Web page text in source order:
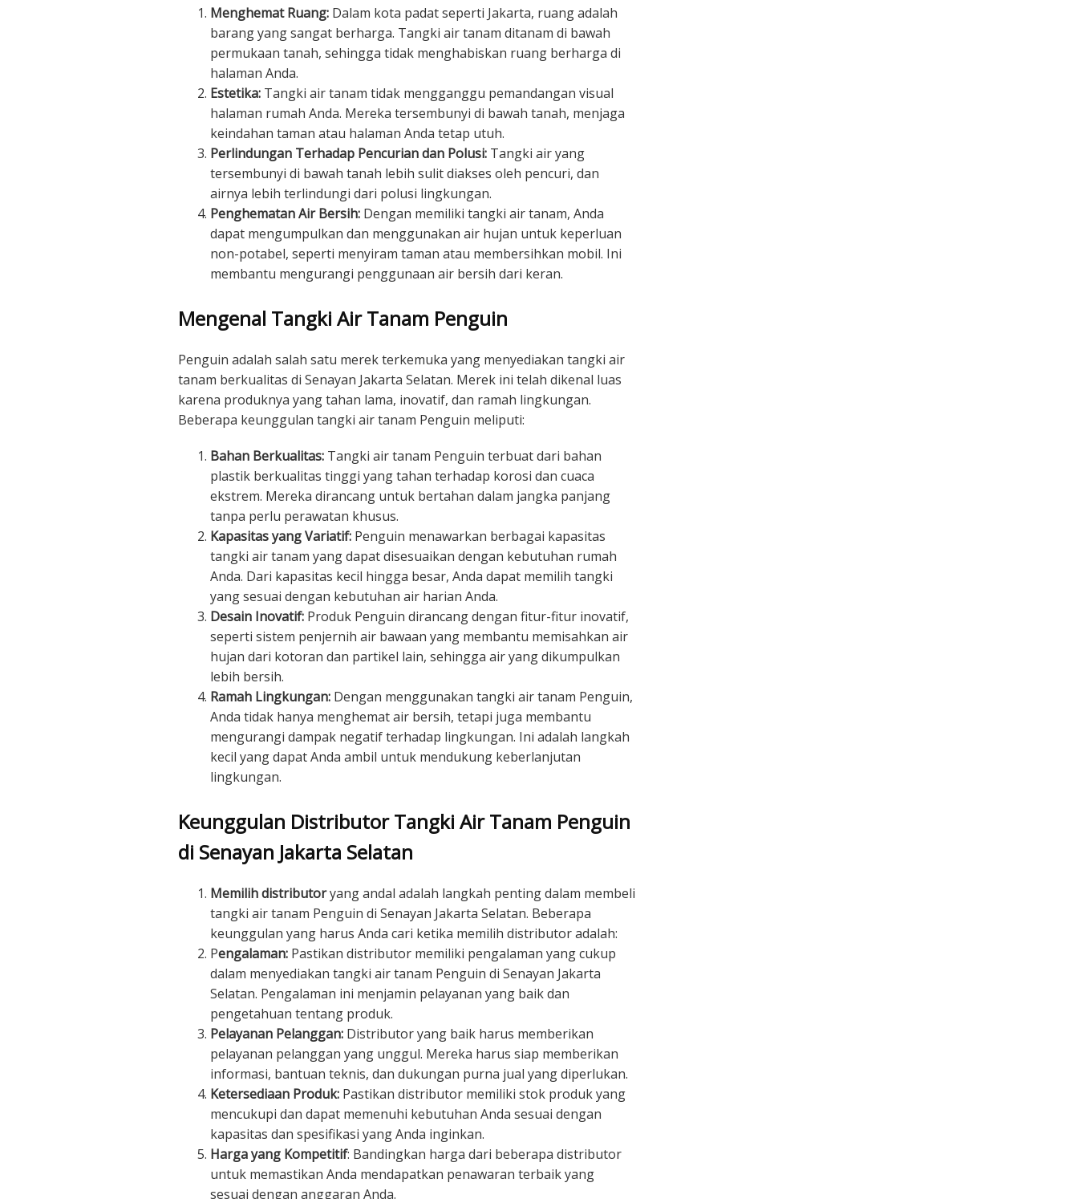
Menghemat Ruang: Dalam kota padat seperti Jakarta, ruang adalah
barang yang sangat berharga. Tangki air tanam ditanam di bawah
permukaan tanah, sehingga tidak menghabiskan ruang berharga di
halaman Anda.
Estetika: Tangki air tanam tidak mengganggu pemandangan visual
halaman rumah Anda. Mereka tersembunyi di bawah tanah, menjaga
keindahan taman atau halaman Anda tetap utuh.
Perlindungan Terhadap Pencurian dan Polusi: Tangki air yang
tersembunyi di bawah tanah lebih sulit diakses oleh pencuri, dan
airnya lebih terlindungi dari polusi lingkungan.
Penghematan Air Bersih: Dengan memiliki tangki air tanam, Anda
dapat mengumpulkan dan menggunakan air hujan untuk keperluan
non-potabel, seperti menyiram taman atau membersihkan mobil. Ini
membantu mengurangi penggunaan air bersih dari keran.
Mengenal Tangki Air Tanam Penguin
Penguin adalah salah satu merek terkemuka yang menyediakan tangki air
tanam berkualitas di Senayan Jakarta Selatan. Merek ini telah dikenal luas
karena produknya yang tahan lama, inovatif, dan ramah lingkungan.
Beberapa keunggulan tangki air tanam Penguin meliputi:
Bahan Berkualitas: Tangki air tanam Penguin terbuat dari bahan
plastik berkualitas tinggi yang tahan terhadap korosi dan cuaca
ekstrem. Mereka dirancang untuk bertahan dalam jangka panjang
tanpa perlu perawatan khusus.
Kapasitas yang Variatif: Penguin menawarkan berbagai kapasitas
tangki air tanam yang dapat disesuaikan dengan kebutuhan rumah
Anda. Dari kapasitas kecil hingga besar, Anda dapat memilih tangki
yang sesuai dengan kebutuhan air harian Anda.
Desain Inovatif: Produk Penguin dirancang dengan fitur-fitur inovatif,
seperti sistem penjernih air bawaan yang membantu memisahkan air
hujan dari kotoran dan partikel lain, sehingga air yang dikumpulkan
lebih bersih.
Ramah Lingkungan: Dengan menggunakan tangki air tanam Penguin,
Anda tidak hanya menghemat air bersih, tetapi juga membantu
mengurangi dampak negatif terhadap lingkungan. Ini adalah langkah
kecil yang dapat Anda ambil untuk mendukung keberlanjutan
lingkungan.
Keunggulan Distributor Tangki Air Tanam Penguin
di Senayan Jakarta Selatan
Memilih distributoryang andal adalah langkah penting dalam membeli
tangki air tanam Penguin di Senayan Jakarta Selatan. Beberapa
keunggulan yang harus Anda cari ketika memilih distributor adalah:
Pengalaman: Pastikan distributor memiliki pengalaman yang cukup
dalam menyediakan tangki air tanam Penguin di Senayan Jakarta
Selatan. Pengalaman ini menjamin pelayanan yang baik dan
pengetahuan tentang produk.
Pelayanan Pelanggan: Distributor yang baik harus memberikan
pelayanan pelanggan yang unggul. Mereka harus siap memberikan
informasi, bantuan teknis, dan dukungan purna jual yang diperlukan.
Ketersediaan Produk: Pastikan distributor memiliki stok produk yang
mencukupi dan dapat memenuhi kebutuhan Anda sesuai dengan
kapasitas dan spesifikasi yang Anda inginkan.
Harga yang Kompetitif: Bandingkan harga dari beberapa distributor
untuk memastikan Anda mendapatkan penawaran terbaik yang
sesuai dengan anggaran Anda.